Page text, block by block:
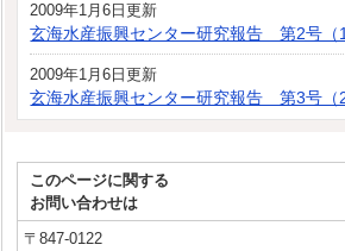
2009年1月6日更新
玄海水産振興センター研究報告 第2号（
2009年1月6日更新
玄海水産振興センター研究報告 第3号（
このページに関する
お問い合わせは
〒847-0122